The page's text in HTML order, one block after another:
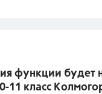
функции будет
11 класс